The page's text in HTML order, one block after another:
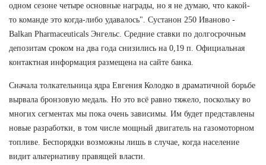
одном сезоне четыре основные награды, но я не думаю, что какой-
то команде это когда-либо удавалось". Сустанон 250 Иваново -
Balkan Pharmaceuticals Энгельс. Средние ставки по долгосрочным
депозитам сроком на два года снизились на 0,19 п. Официальная
контактная информация размещена на сайте банка.
Сначала толкательница ядра Евгения Колодко в драматичной борьбе
вырвала бронзовую медаль. Но это всё равно тяжело, поскольку во
многих сегментах мы пока очень зависимы. Им будет представлены
новые разработки, в том числе мощный двигатель на газомоторном
топливе. Беспорядки возможны лишь в случае, когда население
видит альтернативу правящей власти.